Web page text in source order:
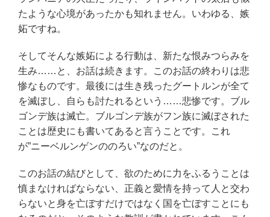
たような心境があったかも知れません。いわゆる、嫉
妬ですね。
そしてそんな嫉妬による行動は、新たな恨みつらみを
生み……と、お話は続きます。このお話の終わりは悲
惨なものです。最後には生き残ったグートルンが全て
を滅ぼし、自らも討たれるという……悲惨です。ブル
ゴンデ族は滅亡。ブルゴンデ族がフン族に滅ぼされた
ことは歴史にも書いてあると言うことです。これ
が”ニーベルンゲンののろい”なのだと。
このお話の結びとして、欲のために力をふるうことは
慎まなければならない、正義と愛情を持って人と交わ
らないと身を亡ぼすだけではなく国を亡ぼすことにも